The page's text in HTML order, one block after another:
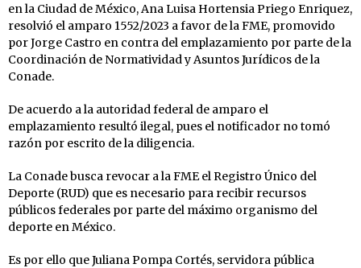
en la Ciudad de México, Ana Luisa Hortensia Priego Enriquez,
resolvió el amparo 1552/2023 a favor de la FME, promovido
por Jorge Castro en contra del emplazamiento por parte de la
Coordinación de Normatividad y Asuntos Jurídicos de la
Conade.
De acuerdo a la autoridad federal de amparo el
emplazamiento resultó ilegal, pues el notificador no tomó
razón por escrito de la diligencia.
La Conade busca revocar a la FME el Registro Único del
Deporte (RUD) que es necesario para recibir recursos
públicos federales por parte del máximo organismo del
deporte en México.
Es por ello que Juliana Pompa Cortés, servidora pública